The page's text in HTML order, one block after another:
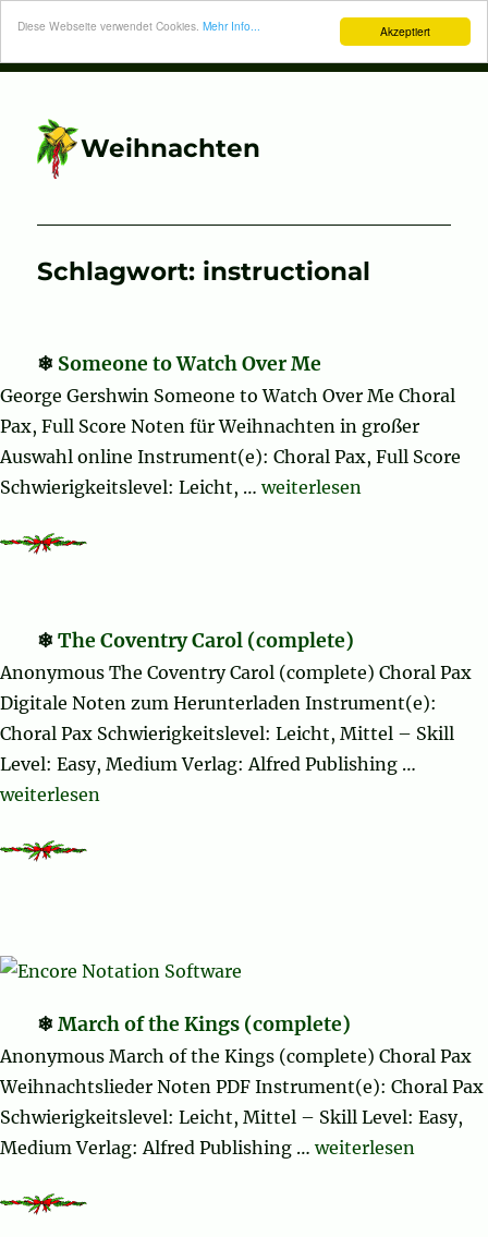
Akzeptiert
Diese Webseite verwendet Cookies. Mehr Info...
Weihnachten
Schlagwort: instructional
Someone to Watch Over Me
George Gershwin Someone to Watch Over Me Choral
Pax, Full Score Noten für Weihnachten in großer
Auswahl online Instrument(e): Choral Pax, Full Score
Schwierigkeitslevel: Leicht, …„Someone to Watch Over
weiterlesen
The Coventry Carol (complete)
Anonymous The Coventry Carol (complete) Choral Pax
Digitale Noten zum Herunterladen Instrument(e):
Choral Pax Schwierigkeitslevel: Leicht, Mittel – Skill
Level: Easy, Medium Verlag: Alfred Publishing …
„The Coventry Carol (complete)“
weiterlesen
March of the Kings (complete)
Anonymous March of the Kings (complete) Choral Pax
Weihnachtslieder Noten PDF Instrument(e): Choral Pax
Schwierigkeitslevel: Leicht, Mittel – Skill Level: Easy,
Medium Verlag: Alfred Publishing …„March of the
weiterlesen